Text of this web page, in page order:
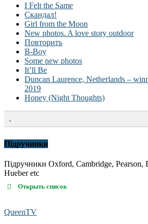
I Felt the Same
Скандал!
Girl from the Moon
New photos. A love story outdoor
Повторить
B-Boy
Some new photos
It’ll Be
Duncan Laurence, Netherlands –
2019
Honey (Night Thoughts)
.
Підручники
Підручники Oxford, Cambridge, Pearson,
Hueber etc
Открыть список
QueenTV